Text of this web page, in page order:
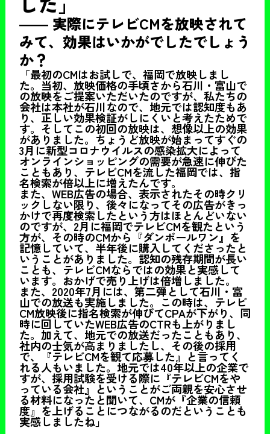
―― 実際にテレビCMを放映されて
みて、効果はいかがでしたでしょう
か？
「最初のCMはお試しで、福岡で放映しまし
た。当初、放映価格の手頃さから石川・富山で
の放映をご提案いただいたのですが、私たちの
会社は本社が石川なので、地元では認知度もあ
り、正しい効果検証がしにくいと考えたためで
す。そしてこの初回の放映は、想像以上の効果
がありました。ちょうど放映が始まってすぐの
3月に新型コロナウイルスの感染拡大によって
オンラインショッピングの需要が急速に伸びた
こともあり、テレビCMを流した福岡では、指
名検索が倍以上に増えたんです。
また、WEB広告の場合、表示されたその時クリ
ックしない限り、後々になってその広告がきっ
かけで再度検索したという方はほとんどいない
のですが、2月に福岡でテレビCMを観たという
方が、その時のCMから『ダンボールワン』を
記憶していて、半年後に購入してくださったと
いうことがありました。認知の残存期間が長い
ことも、テレビCMならではの効果と実感して
います。おかげで売り上げは倍増しました。
また、2020年7月には、第二弾として石川・富
山での放送も実施しました。この時は、テレビ
CM放映後に指名検索が伸びてCPAが下がり、同
時に回していたWEB広告のCTRも上がりまし
た。加えて、地元での放送だったこともあり、
社内の士気が高まりましたし、その後の採用
で、『テレビCMを観て応募した』と言ってく
れる人もいました。地元では40年以上の企業で
すが、採用試験を受ける際に『テレビCMをや
っている会社』ということがご両親を安心させ
る材料になったと聞いて、CMが『企業の信頼
度』を上げることにつながるのだということも
実感しましたね」